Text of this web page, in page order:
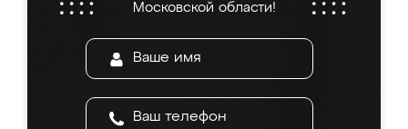
Московской области!